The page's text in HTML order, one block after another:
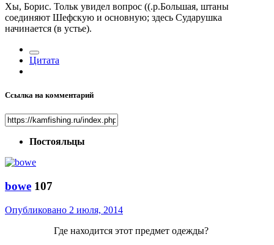
Хы, Борис. Тольк увидел вопрос ((.р.Большая, штаны
соединяют Шефскую и основную; здесь Сударушка
начинается (в устье).
Цитата
Ссылка на комментарий
Постояльцы
bowe 107
Опубликовано 2 июля, 2014
Где находится этот предмет одежды?